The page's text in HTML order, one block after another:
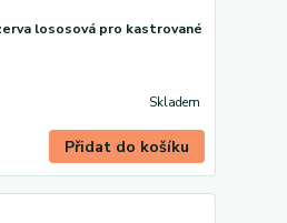
lososová pro kastrované
Skladem
Přidat do košíku